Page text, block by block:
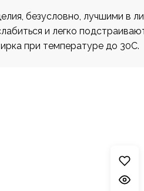
безусловно, лучшими в
и легко
при температуре до 30С.